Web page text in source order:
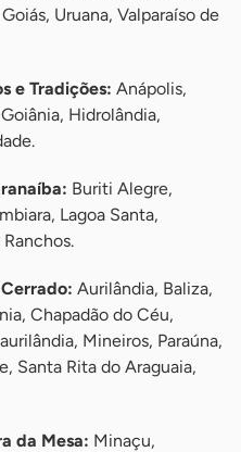
Uruana, Valparaíso de
e Tradições: Anápolis,
Hidrolândia,
Buriti Alegre,
Lagoa Santa,
Aurilândia, Baliza,
Chapadão do Céu,
Mineiros, Paraúna,
Santa Rita do Araguaia,
da Mesa: Minaçu,